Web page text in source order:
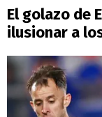
El golazo de
ilusionar a